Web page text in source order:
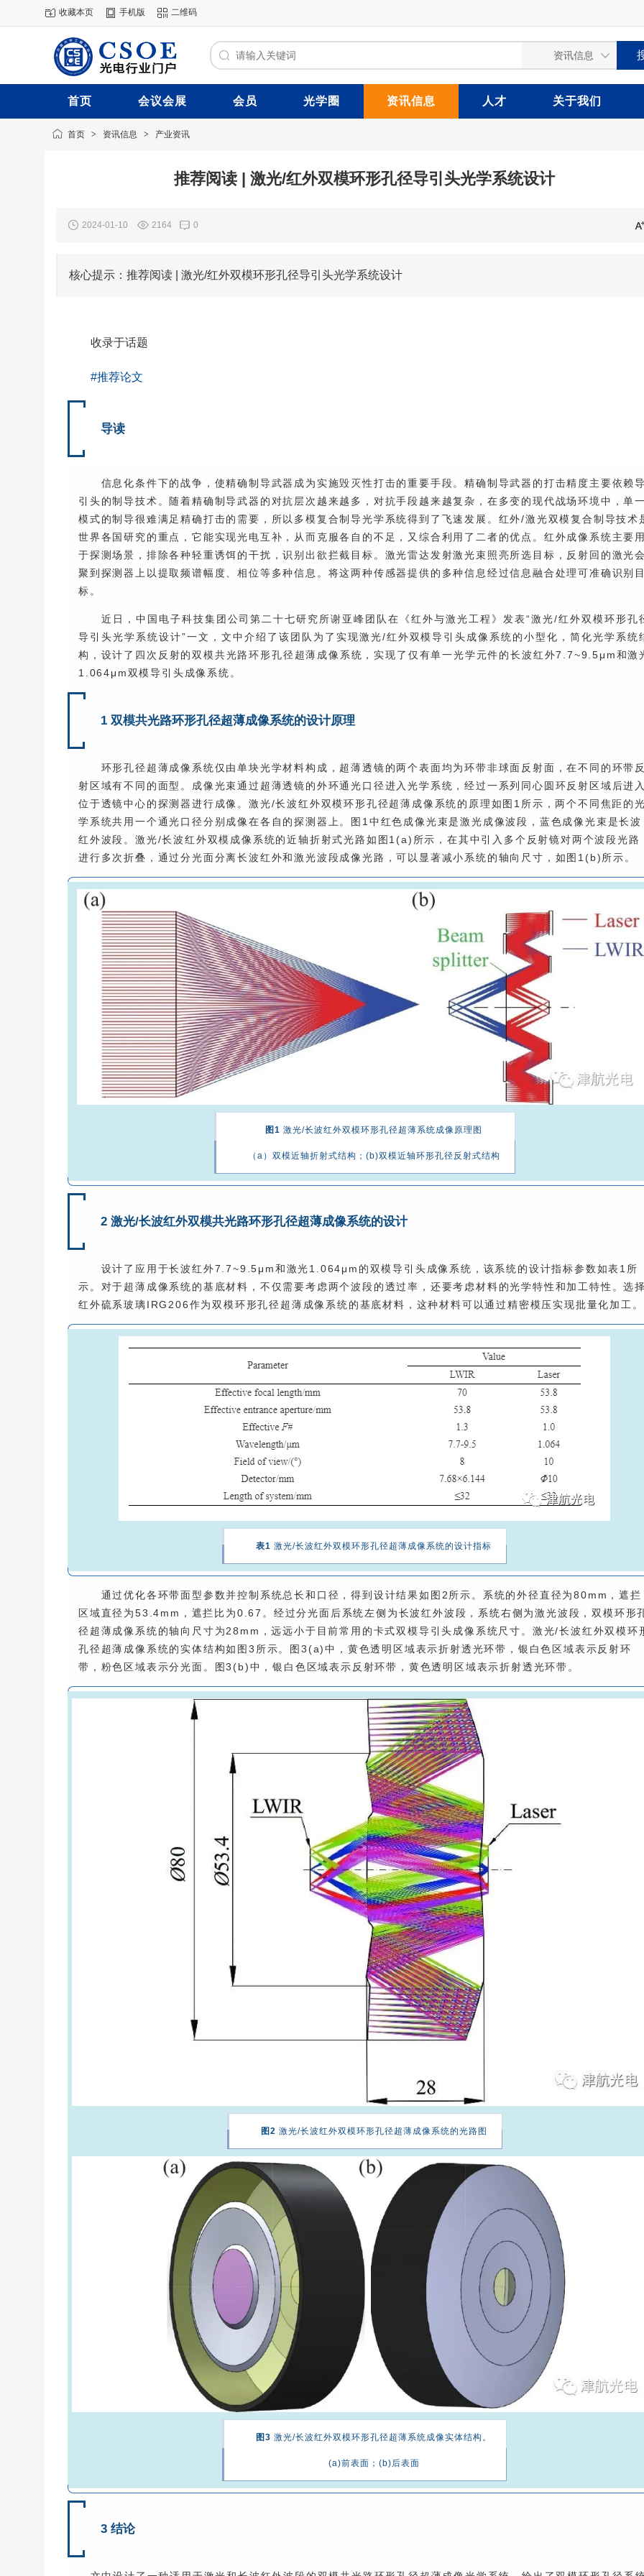
收藏本页 手机版 二维码
首页 会议会展 会员 光学圈 资讯信息 人才 关于我们
首页 > 资讯信息 > 产业资讯
推荐阅读 | 激光/红外双模环形孔径导引头光学系统设计
2024-01-10 2164 0
核心提示：推荐阅读 | 激光/红外双模环形孔径导引头光学系统设计
收录于话题
#推荐论文
导读
信息化条件下的战争，使精确制导武器成为实施毁灭性打击的重要手段。精确制导武器的打击精度主要依赖
引头的制导技术。随着精确制导武器的对抗层次越来越多，对抗手段越来越复杂，在多变的现代战场环境中，单
模式的制导很难满足精确打击的需要，所以多模复合制导光学系统得到了飞速发展。红外/激光双模复合制导技术
世界各国研究的重点，它能实现光电互补，从而克服各自的不足，又综合利用了二者的优点。红外成像系统主要
于探测场景，排除各种轻重诱饵的干扰，识别出欲拦截目标。激光雷达发射激光束照亮所选目标，反射回的激光
聚到探测器上以提取频谱幅度、相位等多种信息。将这两种传感器提供的多种信息经过信息融合处理可准确识别
标。
近日，中国电子科技集团公司第二十七研究所谢亚峰团队在《红外与激光工程》发表“激光/红外双模环形孔
导引头光学系统设计”一文，文中介绍了该团队为了实现激光/红外双模导引头成像系统的小型化，简化光学系统
构，设计了四次反射的双模共光路环形孔径超薄成像系统，实现了仅有单一光学元件的长波红外7.7~9.5μm和激
1.064μm双模导引头成像系统。
1 双模共光路环形孔径超薄成像系统的设计原理
环形孔径超薄成像系统仅由单块光学材料构成，超薄透镜的两个表面均为环带非球面反射面，在不同的环带
射区域有不同的面型。成像光束通过超薄透镜的外环通光口径进入光学系统，经过一系列同心圆环反射区域后进
位于透镜中心的探测器进行成像。激光/长波红外双模环形孔径超薄成像系统的原理如图1所示，两个不同焦距的
学系统共用一个通光口径分别成像在各自的探测器上。图1中红色成像光束是激光成像波段，蓝色成像光束是长波
红外波段。激光/长波红外双模成像系统的近轴折射式光路如图1(a)所示，在其中引入多个反射镜对两个波段光路
进行多次折叠，通过分光面分离长波红外和激光波段成像光路，可以显著减小系统的轴向尺寸，如图1(b)所示。
图1 激光/长波红外双模环形孔径超薄系统成像原理图
（a）双模近轴折射式结构；(b)双模近轴环形孔径反射式结构
2 激光/长波红外双模共光路环形孔径超薄成像系统的设计
设计了应用于长波红外7.7~9.5μm和激光1.064μm的双模导引头成像系统，该系统的设计指标参数如表1所
示。对于超薄成像系统的基底材料，不仅需要考虑两个波段的透过率，还要考虑材料的光学特性和加工特性。选
红外硫系玻璃IRG206作为双模环形孔径超薄成像系统的基底材料，这种材料可以通过精密模压实现批量化加工。
表1 激光/长波红外双模环形孔径超薄成像系统的设计指标
通过优化各环带面型参数并控制系统总长和口径，得到设计结果如图2所示。系统的外径直径为80mm，遮拦
区域直径为53.4mm，遮拦比为0.67。经过分光面后系统左侧为长波红外波段，系统右侧为激光波段，双模环形
径超薄成像系统的轴向尺寸为28mm，远远小于目前常用的卡式双模导引头成像系统尺寸。激光/长波红外双模环
孔径超薄成像系统的实体结构如图3所示。图3(a)中，黄色透明区域表示折射透光环带，银白色区域表示反射环
带，粉色区域表示分光面。图3(b)中，银白色区域表示反射环带，黄色透明区域表示折射透光环带。
图2 激光/长波红外双模环形孔径超薄成像系统的光路图
图3 激光/长波红外双模环形孔径超薄系统成像实体结构。
(a)前表面；(b)后表面
3 结论